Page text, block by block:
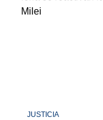
JUSTICIA